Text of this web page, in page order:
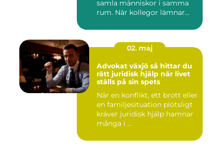
samla människor i samma
rum. När kollegor lämnar
02. maj
Advokat växjö så hittar du
rätt juridisk hjälp när livet
ställs på sin spets
När en konflikt, ett brott eller
en familjesituation plötsligt
kräver juridisk hjälp hamnar
många i ...